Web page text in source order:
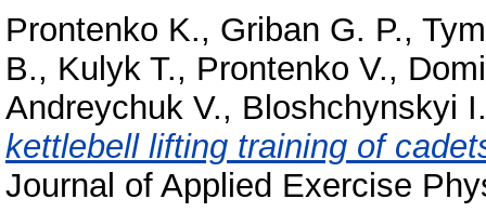
Prontenko K., Griban G. P.,
B., Kulyk T., Prontenko V.,
Andreychuk V., Bloshchynskyi I.
kettlebell lifting training of
Journal of Applied Exercise